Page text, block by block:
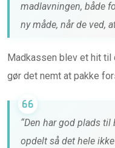
madlavningen, både
ny måde, når de ved,
Madkassen blev et hit til
gør det nemt at pakke
“Den har god plads
opdelt så det hele